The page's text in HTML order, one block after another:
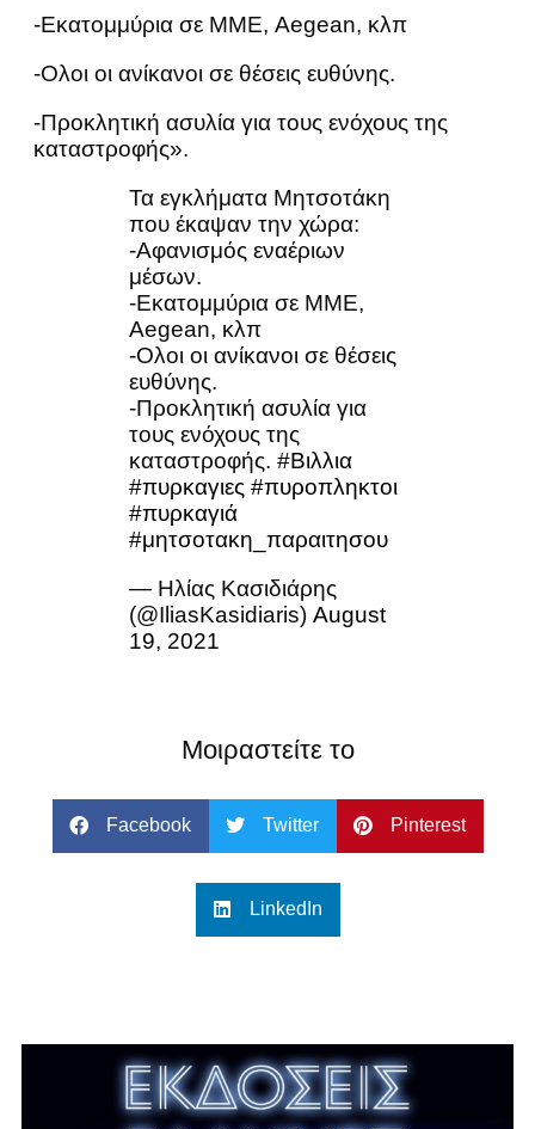
-Εκατομμύρια σε ΜΜΕ, Aegean, κλπ
-Ολοι οι ανίκανοι σε θέσεις ευθύνης.
-Προκλητική ασυλία για τους ενόχους της
καταστροφής».
Τα εγκλήματα Μητσοτάκη
που έκαψαν την χώρα:
-Αφανισμός εναέριων
μέσων.
-Εκατομμύρια σε ΜΜΕ,
Aegean, κλπ
-Ολοι οι ανίκανοι σε θέσεις
ευθύνης.
-Προκλητική ασυλία για
τους ενόχους της
καταστροφής. #Βιλλια
#πυρκαγιες #πυροπληκτοι
#πυρκαγιά
#μητσοτακη_παραιτησου
— Ηλίας Κασιδιάρης
(@IliasKasidiaris) August
19, 2021
Μοιραστείτε το
Facebook Twitter Pinterest
LinkedIn